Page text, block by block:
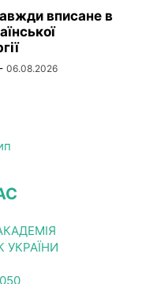
вписане в
- 06.08.2026